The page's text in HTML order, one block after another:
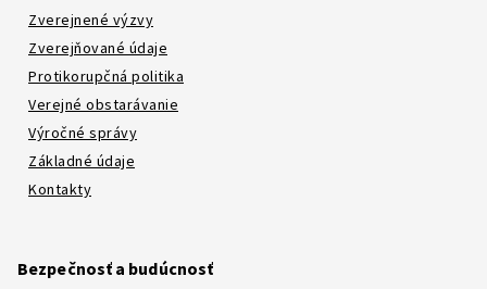
Zverejnené výzvy
Zverejňované údaje
Protikorupčná politika
Verejné obstarávanie
Výročné správy
Základné údaje
Kontakty
Bezpečnosť a budúcnosť